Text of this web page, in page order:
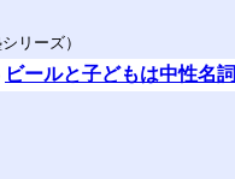
リーズ）
ビールと子どもは中性名詞